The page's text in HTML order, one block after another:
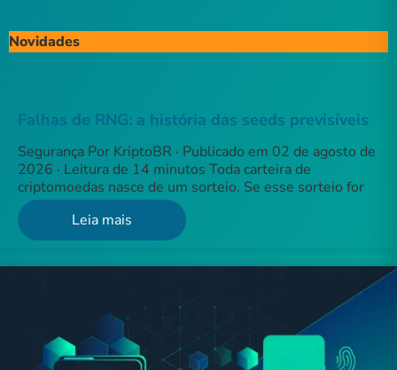
Novidades
Falhas de RNG: a história das seeds previsíveis
Segurança Por KriptoBR · Publicado em 02 de agosto de
2026 · Leitura de 14 minutos Toda carteira de
criptomoedas nasce de um sorteio. Se esse sorteio for
Leia mais